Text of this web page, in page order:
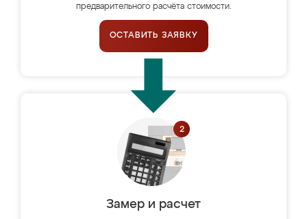
предварительного расчёта стоимости.
ОСТАВИТЬ ЗАЯВКУ
Замер и расчет